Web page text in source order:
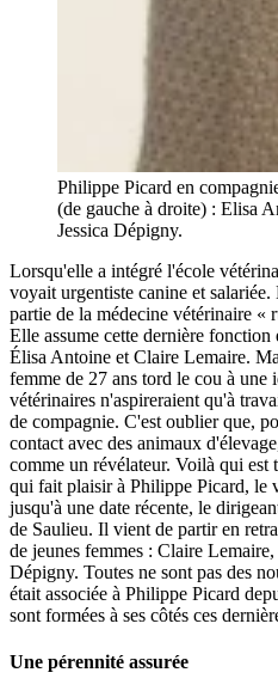
Philippe Picard en
(de gauche à droite) : Elisa
Jessica Dépigny.
Lorsqu'elle a intégré l'école
voyait urgentiste canine et
partie de la médecine vétérinaire «
Elle assume cette dernière fonction
Élisa Antoine et Claire Lemaire.
femme de 27 ans tord le cou à une
vétérinaires n'aspireraient qu'à
de compagnie. C'est oublier que,
contact avec des animaux
comme un révélateur. Voilà qui est
qui fait plaisir à Philippe Picard, le
jusqu'à une date récente, le
de Saulieu. Il vient de partir en
de jeunes femmes : Claire
Dépigny. Toutes ne sont pas des
était associée à Philippe Picard
sont formées à ses côtés ces
Une pérennité assurée